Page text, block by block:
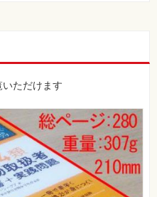
ただけます